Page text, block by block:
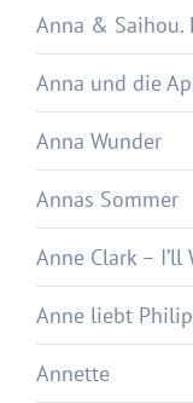
Anna & Saihou.
Anna und die
Anna Wunder
Annas Sommer
Anne Clark –
Anne liebt
Annette